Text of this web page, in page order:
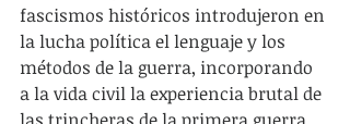
fascismos históricos introdujeron en
la lucha política el lenguaje y los
métodos de la guerra, incorporando
a la vida civil la experiencia brutal de